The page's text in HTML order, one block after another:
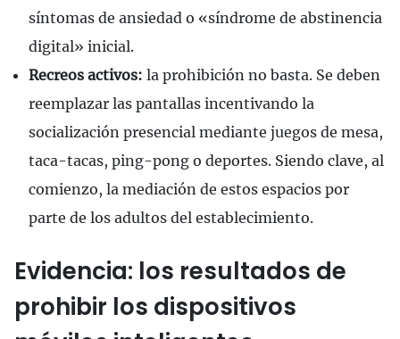
síntomas de ansiedad o «síndrome de abstinencia
digital» inicial.
Recreos activos: la prohibición no basta. Se deben
reemplazar las pantallas incentivando la
socialización presencial mediante juegos de mesa,
taca-tacas, ping-pong o deportes. Siendo clave, al
comienzo, la mediación de estos espacios por
parte de los adultos del establecimiento.
Evidencia: los resultados de
prohibir los dispositivos